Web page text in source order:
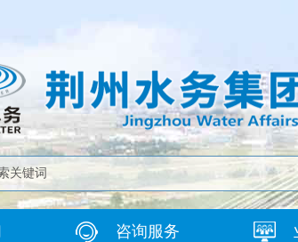
咨询服务